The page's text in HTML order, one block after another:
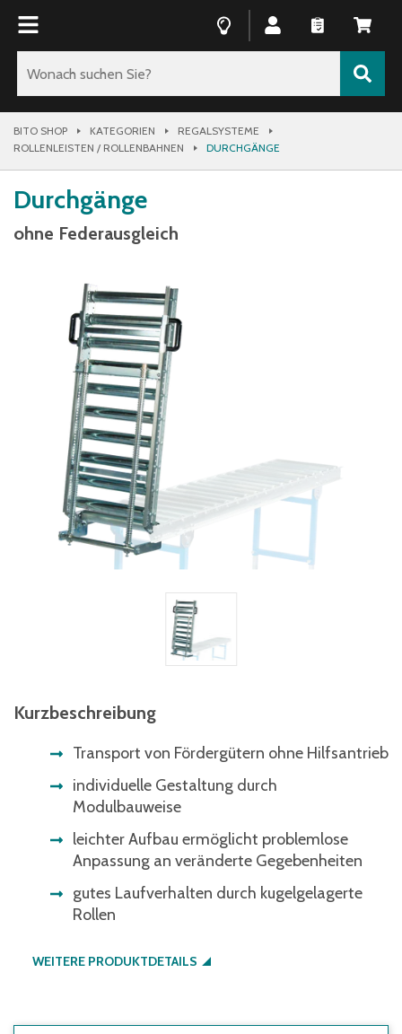
BITO SHOP KATEGORIEN
REGALSYSTEME
ROLLENLEISTEN / ROLLENBAHNEN
DURCHGÄNGE
Durchgänge
ohne Federausgleich
Kurzbeschreibung
Transport von Fördergütern ohne Hilfsantrieb
individuelle Gestaltung durch
Modulbauweise
leichter Aufbau ermöglicht problemlose
Anpassung an veränderte Gegebenheiten
gutes Laufverhalten durch kugelgelagerte
Rollen
WEITERE PRODUKTDETAILS